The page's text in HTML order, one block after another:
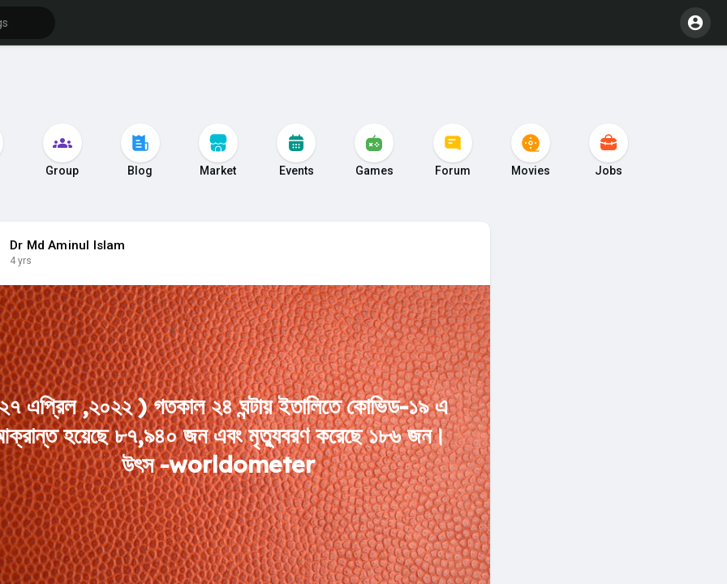
Group Blog Market Events Games Forum Movies Jobs
Dr Md Aminul Islam
4 yrs
এপ্রিল ,২০২২ ) গতকাল ২৪ ঘন্টায় ইতালিতে কোভিড-১৯ এ
হয়েছে ৮৭,৯৪০ জন এবং মৃত্যুবরণ করেছে ১৮৬ জন।
উৎস -worldometer